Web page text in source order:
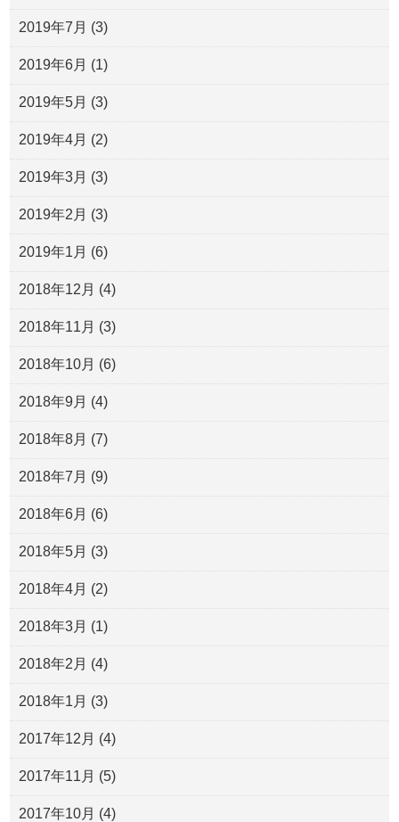
2019年7月 (3)
2019年6月 (1)
2019年5月 (3)
2019年4月 (2)
2019年3月 (3)
2019年2月 (3)
2019年1月 (6)
2018年12月 (4)
2018年11月 (3)
2018年10月 (6)
2018年9月 (4)
2018年8月 (7)
2018年7月 (9)
2018年6月 (6)
2018年5月 (3)
2018年4月 (2)
2018年3月 (1)
2018年2月 (4)
2018年1月 (3)
2017年12月 (4)
2017年11月 (5)
2017年10月 (4)